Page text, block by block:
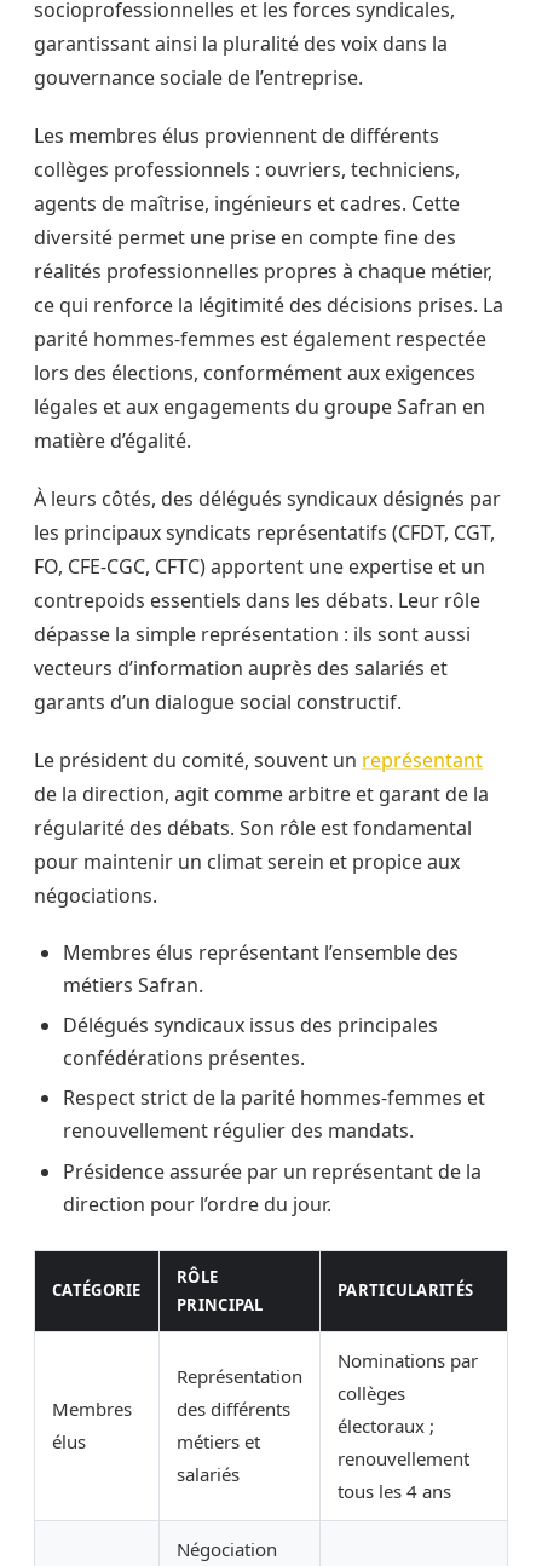
socioprofessionnelles et les forces syndicales,
garantissant ainsi la pluralité des voix dans la
gouvernance sociale de l’entreprise.
Les membres élus proviennent de différents
collèges professionnels : ouvriers, techniciens,
agents de maîtrise, ingénieurs et cadres. Cette
diversité permet une prise en compte fine des
réalités professionnelles propres à chaque métier,
ce qui renforce la légitimité des décisions prises. La
parité hommes-femmes est également respectée
lors des élections, conformément aux exigences
légales et aux engagements du groupe Safran en
matière d’égalité.
À leurs côtés, des délégués syndicaux désignés par
les principaux syndicats représentatifs (CFDT, CGT,
FO, CFE-CGC, CFTC) apportent une expertise et un
contrepoids essentiels dans les débats. Leur rôle
dépasse la simple représentation : ils sont aussi
vecteurs d’information auprès des salariés et
garants d’un dialogue social constructif.
Le président du comité, souvent un représentant
de la direction, agit comme arbitre et garant de la
régularité des débats. Son rôle est fondamental
pour maintenir un climat serein et propice aux
négociations.
Membres élus représentant l’ensemble des
métiers Safran.
Délégués syndicaux issus des principales
confédérations présentes.
Respect strict de la parité hommes-femmes et
renouvellement régulier des mandats.
Présidence assurée par un représentant de la
direction pour l’ordre du jour.
CATÉGORIE
RÔLE
PRINCIPAL
PARTICULARITÉS
Membres
élus
Représentation
des différents
métiers et
salariés
Nominations par
collèges
électoraux ;
renouvellement
tous les 4 ans
Négociation